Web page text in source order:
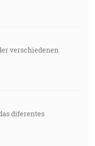
verschiedenen
diferentes